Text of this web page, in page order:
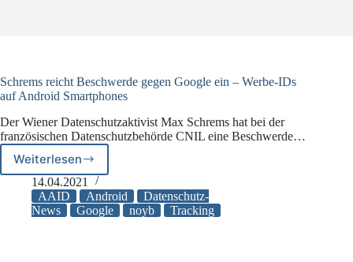
Schrems reicht Beschwerde gegen Google ein – Werbe-IDs
auf Android Smartphones
Der Wiener Datenschutzaktivist Max Schrems hat bei der
französischen Datenschutzbehörde CNIL eine Beschwerde…
Weiterlesen
Schrems
reicht
Beschwerde
gegen
14.04.2021
AAID
Android
Datenschutz-
News
Google noyb Tracking